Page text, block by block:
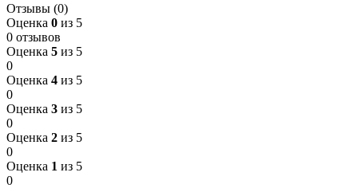
Отзывы (0)
Оценка 0 из 5
0 отзывов
Оценка 5 из 5
0
Оценка 4 из 5
0
Оценка 3 из 5
0
Оценка 2 из 5
0
Оценка 1 из 5
0